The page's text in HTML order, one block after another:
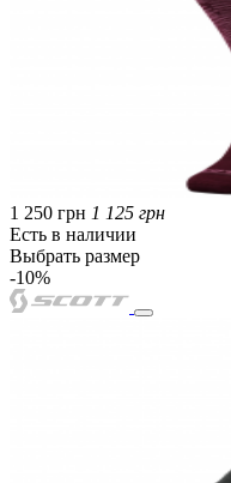
1 250 грн 1 125 грн
Есть в наличии
Выбрать размер
-10%